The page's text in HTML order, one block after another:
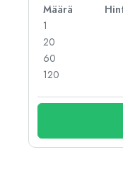
Määrä
1
20
60
120